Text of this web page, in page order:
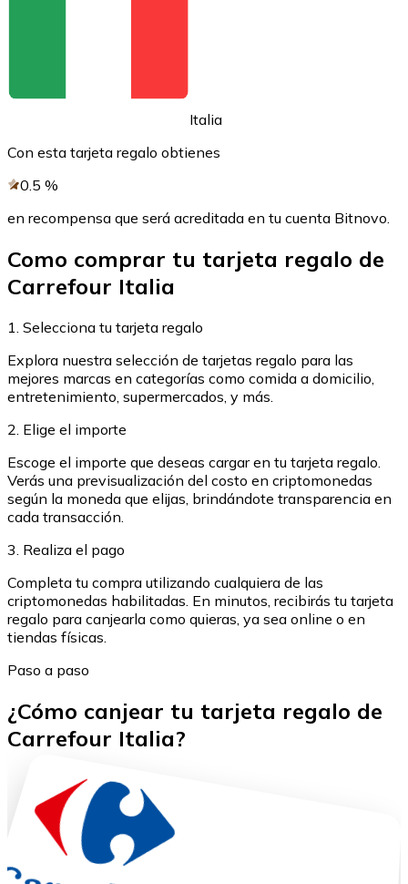
Tienda - Tarjetas regalo
Nuevo
Compra tarjetas regalo de tus marcas favoritas con
Italia
Con esta tarjeta regalo obtienes
0.5 %
en recompensa que será acreditada en tu cuenta Bitnovo.
Como comprar tu tarjeta regalo de
Carrefour Italia
1. Selecciona tu tarjeta regalo
Explora nuestra selección de tarjetas regalo para las
mejores marcas en categorías como comida a domicilio,
entretenimiento, supermercados, y más.
2. Elige el importe
Escoge el importe que deseas cargar en tu tarjeta regalo.
Verás una previsualización del costo en criptomonedas
según la moneda que elijas, brindándote transparencia en
cada transacción.
3. Realiza el pago
Completa tu compra utilizando cualquiera de las
criptomonedas habilitadas. En minutos, recibirás tu tarjeta
regalo para canjearla como quieras, ya sea online o en
tiendas físicas.
Paso a paso
¿Cómo canjear tu tarjeta regalo de
Carrefour Italia?